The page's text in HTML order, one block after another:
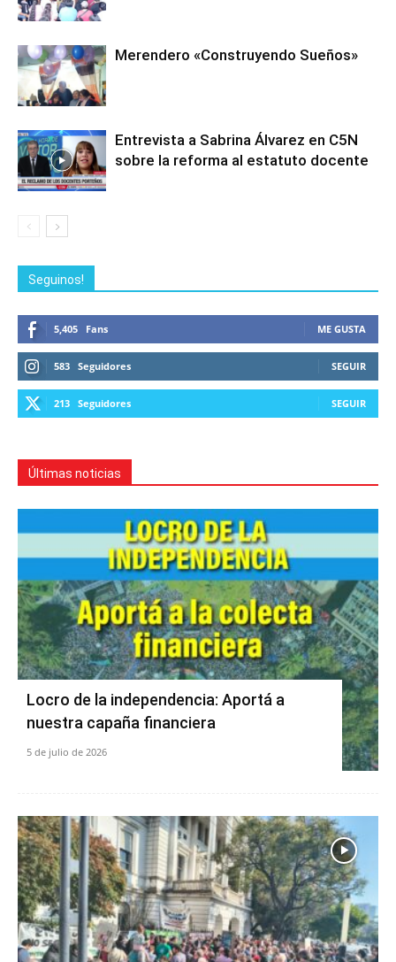
Merendero «Construyendo Sueños»
Entrevista a Sabrina Álvarez en C5N
sobre la reforma al estatuto docente
Seguinos!
5,405 Fans ME GUSTA
583 Seguidores SEGUIR
213 Seguidores SEGUIR
Últimas noticias
Locro de la independencia: Aportá a
nuestra capaña financiera
5 de julio de 2026